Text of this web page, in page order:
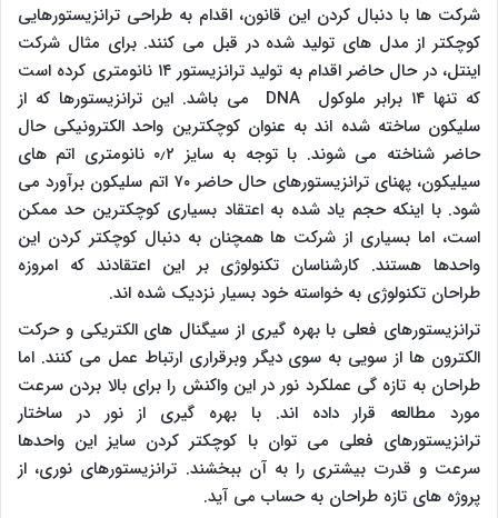
شرکت ها با دنبال کردن این قانون، اقدام به طراحی ترانزیستورهایی
کوچکتر از مدل های تولید شده در قبل می کنند. برای مثال شرکت
اینتل، در حال حاضر اقدام به تولید ترانزیستور ۱۴ نانومتری کرده است
که تنها ۱۴ برابر ملوکول DNA می باشد. این ترانزیستورها که از
سلیکون ساخته شده اند به عنوان کوچکترین واحد الکترونیکی حال
حاضر شناخته می شوند. با توجه به سایز ۰٫۲ نانومتری اتم های
سیلیکون، پهنای ترانزیستورهای حال حاضر ۷۰ اتم سلیکون برآورد می
شود. با اینکه حجم یاد شده به اعتقاد بسیاری کوچکترین حد ممکن
است، اما بسیاری از شرکت ها همچنان به دنبال کوچکتر کردن این
واحدها هستند. کارشناسان تکنولوژی بر این اعتقادند که امروزه
طراحان تکنولوژی به خواسته خود بسیار نزدیک شده اند.
ترانزیستورهای فعلی با بهره گیری از سیگنال های الکتریکی و حرکت
الکترون ها از سویی به سوی دیگر وبرقراری ارتباط عمل می کنند. اما
طراحان به تازه گی عملکرد نور در این واکنش را برای بالا بردن سرعت
مورد مطالعه قرار داده اند. با بهره گیری از نور در ساختار
ترانزیستورهای فعلی می توان با کوچکتر کردن سایز این واحدها
سرعت و قدرت بیشتری را به آن ببخشند. ترانزیستورهای نوری، از
پروژه های تازه طراحان به حساب می آید.